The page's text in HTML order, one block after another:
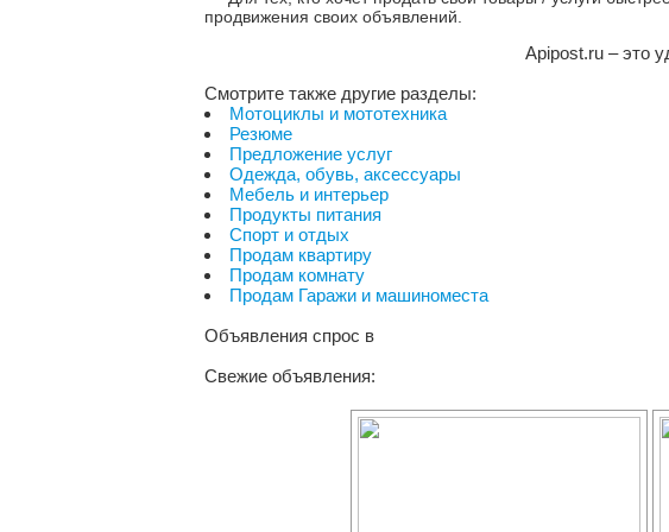
продвижения своих объявлений.
Apipost.ru – это
Смотрите также другие разделы:
Мотоциклы и мототехника
Резюме
Предложение услуг
Одежда, обувь, аксессуары
Мебель и интерьер
Продукты питания
Спорт и отдых
Продам квартиру
Продам комнату
Продам Гаражи и машиноместа
Объявления спрос в
Свежие объявления: